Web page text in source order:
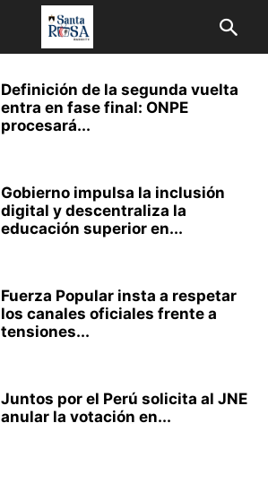
Definición de la segunda vuelta
entra en fase final: ONPE
procesará...
Gobierno impulsa la inclusión
digital y descentraliza la
educación superior en...
Fuerza Popular insta a respetar
los canales oficiales frente a
tensiones...
Juntos por el Perú solicita al JNE
anular la votación en...